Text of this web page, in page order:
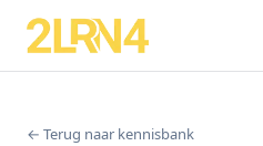
← Terug naar kennisbank